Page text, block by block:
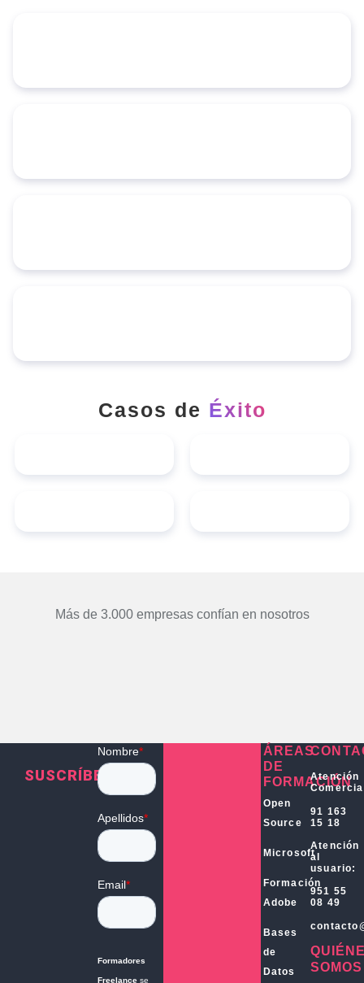
Casos de Éxito
Más de 3.000 empresas confían en nosotros
SUSCRÍBETE
ÁREAS
DE
FORMACIÓN
Open
Source
Microsoft
Formación
Adobe
Bases
de
Datos
Atención
91 163
15 18
Atención
al
usuario:
951 55
08 49
SOMOS